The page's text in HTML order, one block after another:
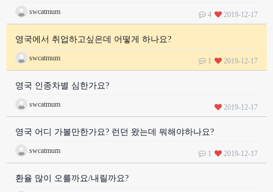
swcatmum 4 2019-12-17
영국에서 취업하고싶은데 어떻게 하나요?
swcatmum 1 2019-12-17
영국 인종차별 심한가요?
swcatmum 2019-12-17
영국 어디 가볼만한가요? 런던 왔는데 뭐해야하나요?
swcatmum 1 2019-12-17
환율 많이 오를까요/내릴까요?